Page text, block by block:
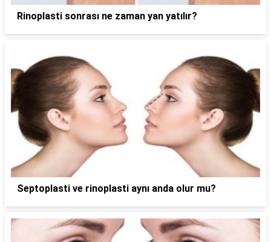
Rinoplasti sonrası ne zaman yan yatılır?
Septoplasti ve rinoplasti aynı anda olur mu?